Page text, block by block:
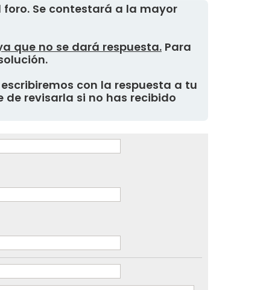
Se contestará a la mayor
que no se dará respuesta. Para
con la respuesta a tu
revisarla si no has recibido